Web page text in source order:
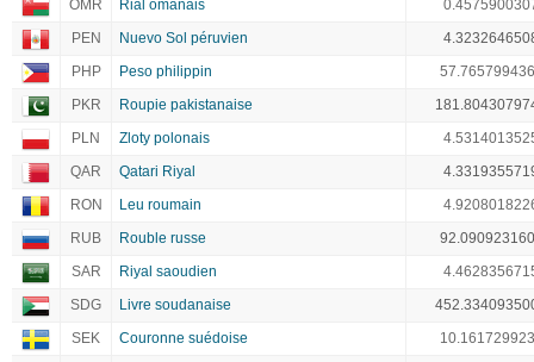
OMR
Rial omanais
PEN
Nuevo Sol péruvien
PHP
Peso philippin
PKR
Roupie pakistanaise
PLN
Zloty polonais
QAR
Qatari Riyal
RON
Leu roumain
RUB
Rouble russe
SAR
Riyal saoudien
SDG
Livre soudanaise
SEK
Couronne suédoise